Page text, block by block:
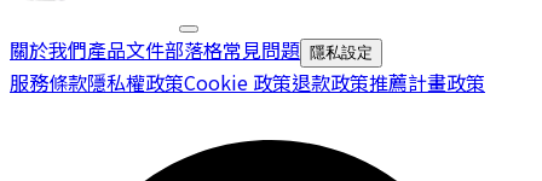
關於我們產品文件部落格常見問題 隱私設定
服務條款隱私權政策Cookie 政策退款政策推薦計畫政策